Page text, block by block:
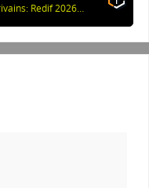
Paroles d'écrivains: Redif 2026: Celui qui revient (K.Han) & Ann d'Angleterre (J.Deck)